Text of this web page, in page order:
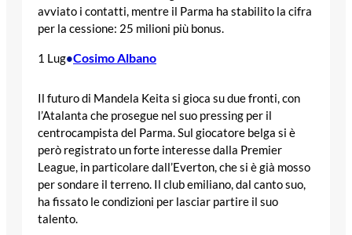
avviato i contatti, mentre il Parma ha stabilito la cifra
per la cessione: 25 milioni più bonus.
1 Lug•Cosimo Albano
Il futuro di Mandela Keita si gioca su due fronti, con
l’Atalanta che prosegue nel suo pressing per il
centrocampista del Parma. Sul giocatore belga si è
però registrato un forte interesse dalla Premier
League, in particolare dall’Everton, che si è già mosso
per sondare il terreno. Il club emiliano, dal canto suo,
ha fissato le condizioni per lasciar partire il suo
talento.